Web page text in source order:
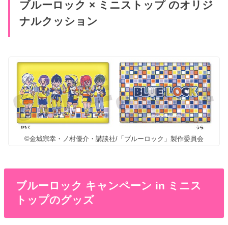
ブルーロック × ミニストップ のオリジ
ナルクッション
©金城宗幸・ノ村優介・講談社/「ブルーロック」製作委員会
ブルーロック キャンペーン in ミニス
トップのグッズ